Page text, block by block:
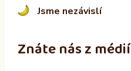
Jsme nezávislí
Znáte nás z médií